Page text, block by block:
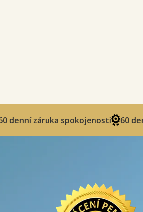
spokojenosti 60 denní záruka